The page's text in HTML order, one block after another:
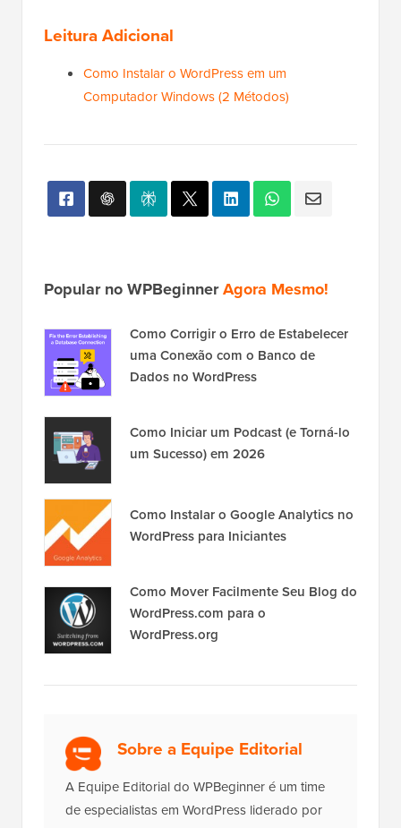
Leitura Adicional
Como Instalar o WordPress em um
Computador Windows (2 Métodos)
Popular no WPBeginnerAgora Mesmo!
Como Corrigir o Erro de Estabelecer
uma Conexão com o Banco de
Dados no WordPress
Como Iniciar um Podcast (e Torná-lo
um Sucesso) em 2026
Como Instalar o Google Analytics no
WordPress para Iniciantes
Como Mover Facilmente Seu Blog do
WordPress.com para o
WordPress.org
Sobre a Equipe Editorial
A Equipe Editorial do WPBeginner é um time
de especialistas em WordPress liderado por